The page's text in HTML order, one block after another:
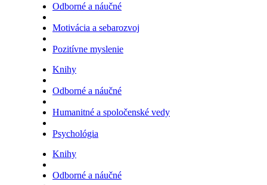
Odborné a náučné
Motivácia a sebarozvoj
Pozitívne myslenie
Knihy
Odborné a náučné
Humanitné a spoločenské vedy
Psychológia
Knihy
Odborné a náučné